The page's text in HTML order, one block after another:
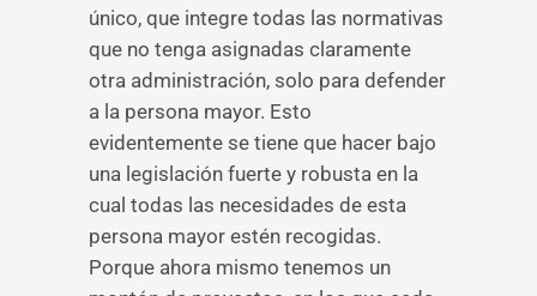
único, que integre todas las normativas
que no tenga asignadas claramente
otra administración, solo para defender
a la persona mayor. Esto
evidentemente se tiene que hacer bajo
una legislación fuerte y robusta en la
cual todas las necesidades de esta
persona mayor estén recogidas.
Porque ahora mismo tenemos un